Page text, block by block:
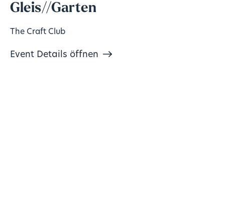
Gleis//Garten
The Craft Club
Event Details öffnen